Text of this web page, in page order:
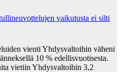
vaikutusta ei silti
vienti Yhdysvaltoihin väheni
10 % edellisvuotisesta.
vietiin Yhdysvaltoihin 3,2